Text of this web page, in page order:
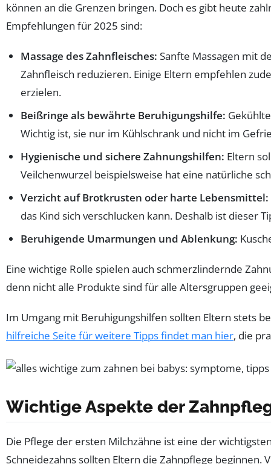
können an die Grenzen bringen. Doch es gibt heute
Empfehlungen für 2025 sind:
Massage des Zahnfleisches: Sanfte Massagen mit
Zahnfleisch reduzieren. Einige Eltern empfehlen
erzielen.
Beißringe als bewährte Beruhigungshilfe:
Wichtig ist, sie nur im Kühlschrank und nicht im
Hygienische und sichere Zahnungshilfen: Eltern
Veilchenwurzel beispielsweise hat eine natürliche
Verzicht auf Brotkrusten oder harte Lebensmittel:
das Kind sich verschlucken kann. Deshalb ist dieser
Beruhigende Umarmungen und Ablenkung:
Eine wichtige Rolle spielen auch schmerzlindernde
denn nicht alle Produkte sind für alle Altersgruppen
Im Umgang mit Beruhigungshilfen sollten Eltern stets
hilfreiche Seite für weitere Tipps findet man hier, die
Wichtige Aspekte der
Die Pflege der ersten Milchzähne ist eine der
Schneidezahns sollten Eltern die Zahnpflege beginnen.